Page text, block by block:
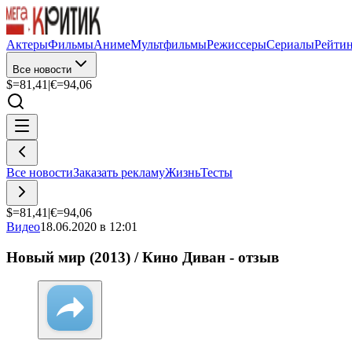
АктерыФильмыАнимеМультфильмыРежиссерыСериалы
Все новости
$=81,41 |€=94,06
Все новостиЗаказать рекламуЖизньТесты
$=81,41 |€=94,06
Видео18.06.2020 в 12:01
Новый мир (2013) / Кино Диван - отзыв